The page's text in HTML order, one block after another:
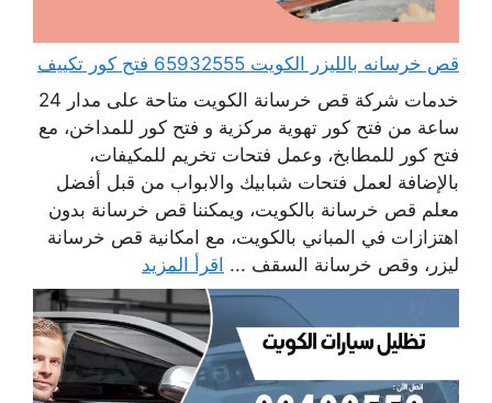
قص خرسانه بالليزر الكويت 65932555 فتح كور تكييف
خدمات شركة قص خرسانة الكويت متاحة على مدار 24
ساعة من فتح كور تهوية مركزية و فتح كور للمداخن، مع
فتح كور للمطابخ، وعمل فتحات تخريم للمكيفات،
بالإضافة لعمل فتحات شبابيك والابواب من قبل أفضل
معلم قص خرسانة بالكويت، ويمكننا قص خرسانة بدون
اهتزازات في المباني بالكويت، مع امكانية قص خرسانة
ليزر، وقص خرسانة السقف ... اقرأ المزيد